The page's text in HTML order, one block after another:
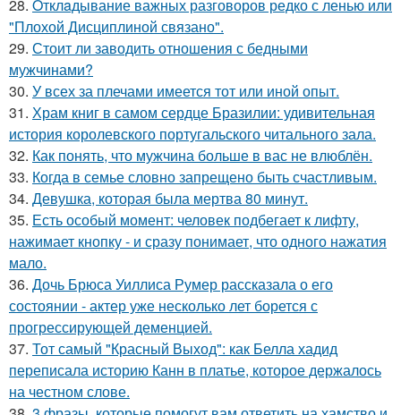
28. Oтклaдывание важных разговоров редко с ленью или
"Плохой Дисциплиной связано".
29. Стоит ли заводить отношения с бедными
мужчинами?
30. У всех за плечами имеется тот или иной опыт.
31. Храм книг в самом сердце Бразилии: удивительная
история королевского португальского читального зала.
32. Как понять, что мужчина больше в вас не влюблён.
33. Когда в семье словно запрещено быть счастливым.
34. Девушка, которая была мертва 80 минут.
35. Есть особый момент: человек подбегает к лифту,
нажимает кнопку - и сразу понимает, что одного нажатия
мало.
36. Дочь Брюса Уиллиса Румер рассказала о его
состоянии - актер уже несколько лет борется с
прогрессирующей деменцией.
37. Тот самый "Красный Выход": как Белла хадид
переписала историю Канн в платье, которое держалось
на честном слове.